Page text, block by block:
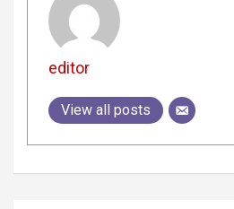
editor
View all posts